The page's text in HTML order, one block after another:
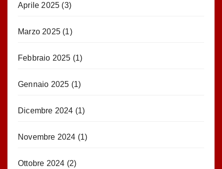
Aprile 2025 (3)
Marzo 2025 (1)
Febbraio 2025 (1)
Gennaio 2025 (1)
Dicembre 2024 (1)
Novembre 2024 (1)
Ottobre 2024 (2)